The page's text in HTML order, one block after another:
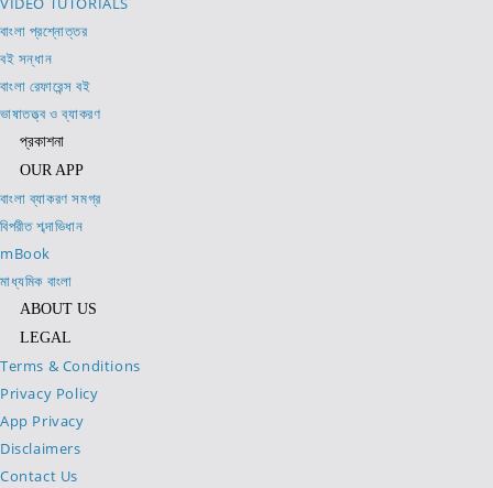
বাংলা প্রশ্নোত্তর
বই সন্ধান
বাংলা রেফারেন্স বই
ভাষাতত্ত্ব ও ব্যাকরণ
প্রকাশনা
OUR APP
বাংলা ব্যাকরণ সমগ্র
বিপরীত শব্দাভিধান
mBook
মাধ্যমিক বাংলা
ABOUT US
LEGAL
Terms & Conditions
Privacy Policy
App Privacy
Disclaimers
Contact Us